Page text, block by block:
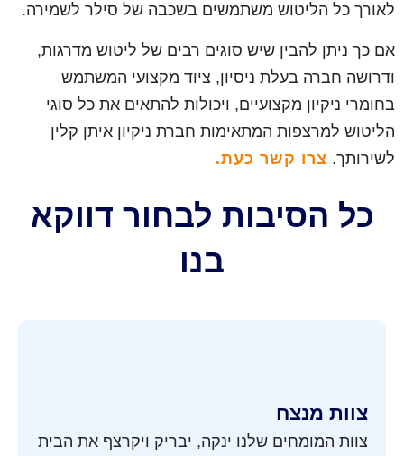
לאורך כל הליטוש משתמשים בשכבה של סילר לשמירה.
אם כך ניתן להבין שיש סוגים רבים של ליטוש מדרגות,
ודרושה חברה בעלת ניסיון, ציוד מקצועי המשתמש
בחומרי ניקיון מקצועיים, ויכולות להתאים את כל סוגי
הליטוש למרצפות המתאימות חברת ניקיון איתן קלין
לשירותך. צרו קשר כעת.
כל הסיבות לבחור דווקא
בנו
צוות מנצח
צוות המומחים שלנו ינקה, יבריק ויקרצף את הבית